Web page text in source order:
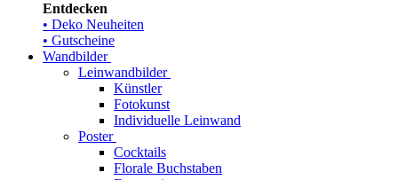
Entdecken
• Deko Neuheiten
• Gutscheine
Wandbilder
Leinwandbilder
Künstler
Fotokunst
Individuelle Leinwand
Poster
Cocktails
Florale Buchstaben